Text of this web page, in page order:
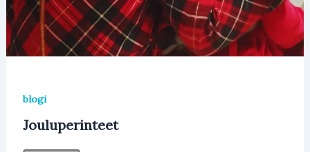
blogi
Jouluperinteet